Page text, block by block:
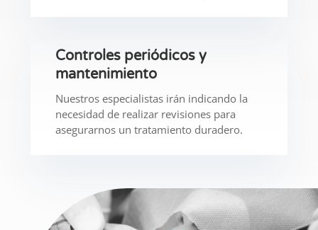
Controles periódicos y
mantenimiento
Nuestros especialistas irán indicando la
necesidad de realizar revisiones para
asegurarnos un tratamiento duradero.